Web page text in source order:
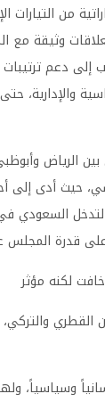
من التيارات
وثيقة مع
إلى دعم
بين الرياض
حيث أدى
السعودي
على قدرة
لكنه مؤثر
القطري
وسياسياً،